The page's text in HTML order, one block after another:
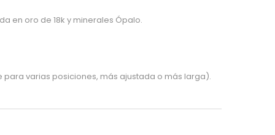
en oro de 18k y minerales Ópalo.
varias posiciones, más ajustada o más larga).